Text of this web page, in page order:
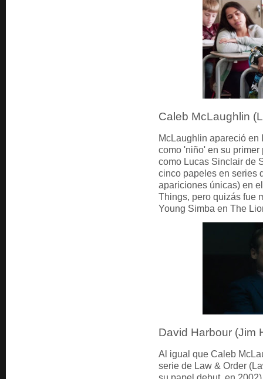
Caleb McLaughlin
McLaughlin apareció en
como 'niño' en su
como Lucas Sinclair de
cinco papeles en series
apariciones únicas) en
Things, pero quizás fue
Young Simba en The
David Harbour (Jim
Al igual que Caleb
serie de Law & Order